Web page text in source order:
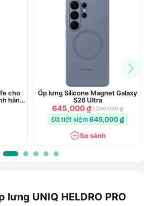
PRO iPhone 17 Pro Max – chuẩn bảo
phong cách và trải nghiệm sử dụng.
cho
hãng
Ốp lưng Silicone Magnet Galaxy
S26 Ultra
645,000 ₫1,290,000 ₫
Đã tiết kiệm645,000 ₫
So sánh
lưng UNIQ HELDRO PRO